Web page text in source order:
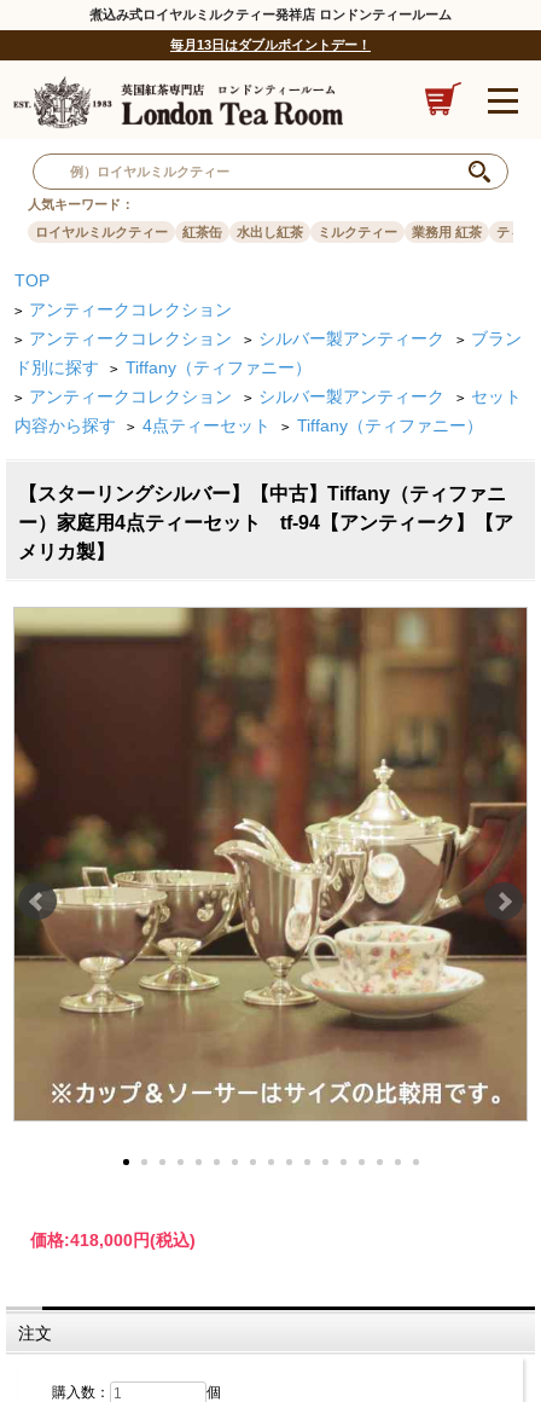
煮込み式ロイヤルミルクティー発祥店 ロンドンティールーム
毎月13日はダブルポイントデー！
人気キーワード：
ロイヤルミルクティー
紅茶缶 水出し紅茶 ミルクティー 業務用 紅茶 ティー
TOP
> アンティークコレクション
> アンティークコレクション > シルバー製アンティーク > ブラン
ド別に探す
> Tiffany（ティファニー）
> アンティークコレクション > シルバー製アンティーク > セット
内容から探す
> 4点ティーセット > Tiffany（ティファニー）
【スターリングシルバー】【中古】Tiffany（ティファニ
ー）家庭用4点ティーセット tf-94【アンティーク】【ア
メリカ製】
価格:418,000円(税込)
注文
購入数： 個